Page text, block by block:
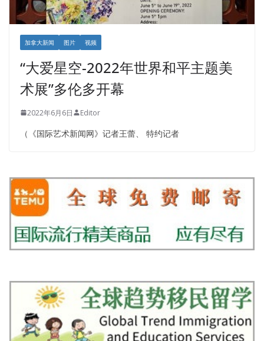
加拿大新闻 图片 视频
“大爱星空-2022年世界和平主题美
术展”多伦多开幕
2022年6月6日 Editor
（《国际艺术新闻网》记者王蕾、 特约记者